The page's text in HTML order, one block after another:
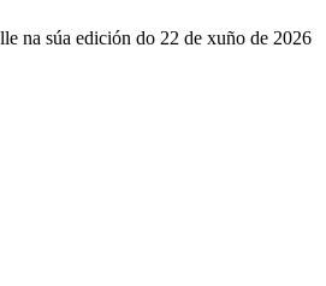
na súa edición do 22 de xuño de 2026